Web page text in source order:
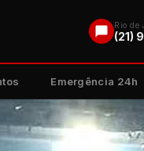
Rio de
(21)
Emergência 24h